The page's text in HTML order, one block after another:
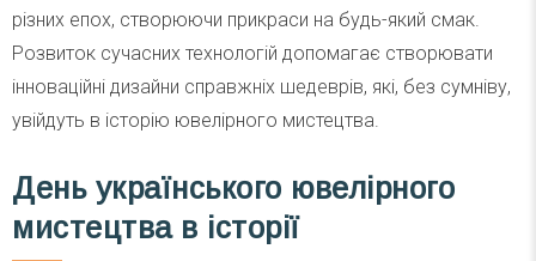
різних епох, створюючи прикраси на будь-який смак.
Розвиток сучасних технологій допомагає створювати
інноваційні дизайни справжніх шедеврів, які, без сумніву,
увійдуть в історію ювелірного мистецтва.
День українського ювелірного
мистецтва в історії